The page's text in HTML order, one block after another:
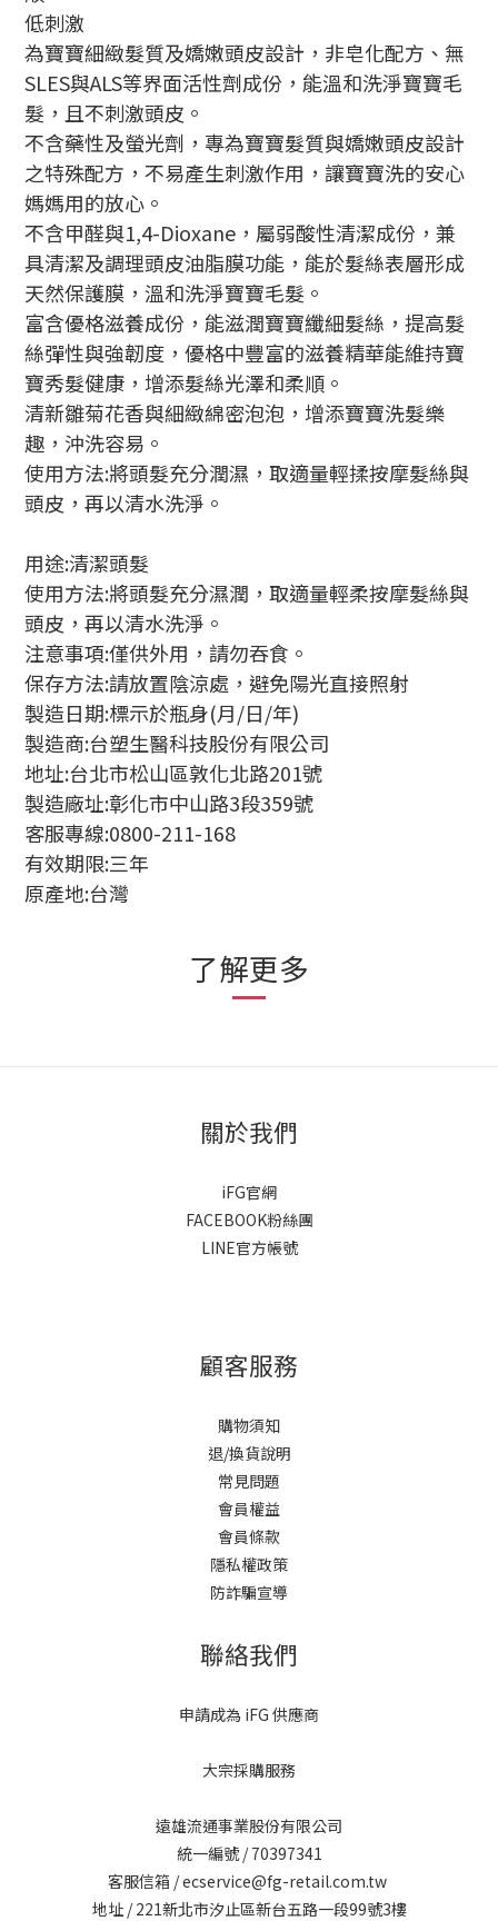
低刺激
為寶寶細緻髮質及嬌嫩頭皮設計，非皂化配方、無
SLES與ALS等界面活性劑成份，能溫和洗淨寶寶毛
髮，且不刺激頭皮。
不含藥性及螢光劑，專為寶寶髮質與嬌嫩頭皮設計
之特殊配方，不易產生刺激作用，讓寶寶洗的安心
媽媽用的放心。
不含甲醛與1,4-Dioxane，屬弱酸性清潔成份，兼
具清潔及調理頭皮油脂膜功能，能於髮絲表層形成
天然保護膜，溫和洗淨寶寶毛髮。
富含優格滋養成份，能滋潤寶寶纖細髮絲，提高髮
絲彈性與強韌度，優格中豐富的滋養精華能維持寶
寶秀髮健康，增添髮絲光澤和柔順。
清新雛菊花香與細緻綿密泡泡，增添寶寶洗髮樂
趣，沖洗容易。
使用方法:將頭髮充分潤濕，取適量輕揉按摩髮絲與
頭皮，再以清水洗淨。
用途:清潔頭髮
使用方法:將頭髮充分濕潤，取適量輕柔按摩髮絲與
頭皮，再以清水洗淨。
注意事項:僅供外用，請勿吞食。
保存方法:請放置陰涼處，避免陽光直接照射
製造日期:標示於瓶身(月/日/年)
製造商:台塑生醫科技股份有限公司
地址:台北市松山區敦化北路201號
製造廠址:彰化市中山路3段359號
客服專線:0800-211-168
有效期限:三年
原產地:台灣
了解更多
關於我們
iFG官網
FACEBOOK粉絲團
LINE官方帳號
顧客服務
購物須知
退/換貨說明
常見問題
會員權益
會員條款
隱私權政策
防詐騙宣導
聯絡我們
申請成為 iFG 供應商
大宗採購服務
遠雄流通事業股份有限公司
統一編號 / 70397341
客服信箱 / ecservice@fg-retail.com.tw
地址 / 221新北市汐止區新台五路一段99號3樓